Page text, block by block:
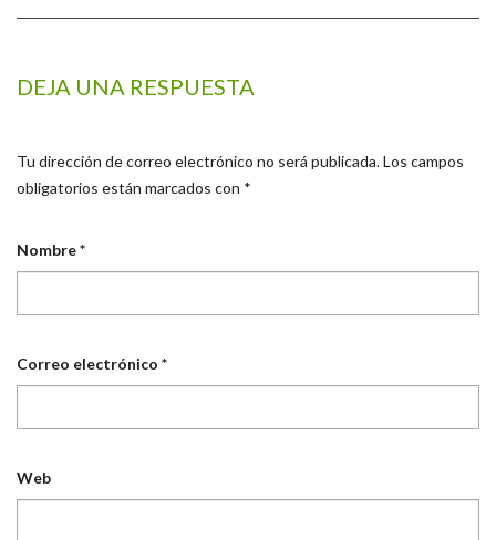
DEJA UNA RESPUESTA
Tu dirección de correo electrónico no será publicada.Los campos
obligatorios están marcados con *
Nombre*
Correo electrónico *
Web